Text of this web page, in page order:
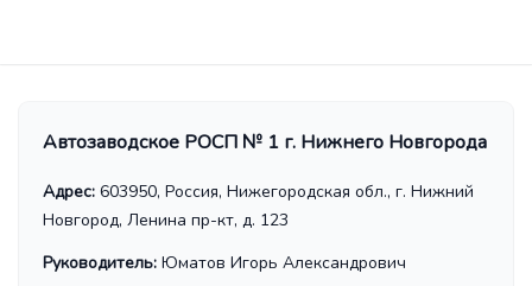
Автозаводское РОСП № 1 г. Нижнего Новгорода
Адрес: 603950, Россия, Нижегородская обл., г. Нижний
Новгород, Ленина пр-кт, д. 123
Руководитель: Юматов Игорь Александрович